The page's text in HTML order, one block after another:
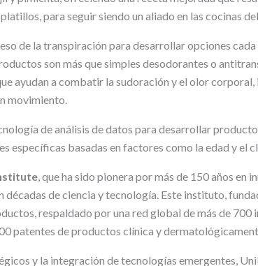
para seguir siendo un aliado en las cocinas
de la transpiración para desarrollar opciones
son más que simples desodorantes o
ayudan a combatir la sudoración y el olor corporal,
movimiento.
de análisis de datos para desarrollar
específicas basadas en factores como la edad y el
, que ha sido pionera por más de 150 años en
décadas de ciencia y tecnología. Este instituto,
respaldado por una red global de más de 700
patentes de productos clínica y
y la integración de tecnologías emergentes,